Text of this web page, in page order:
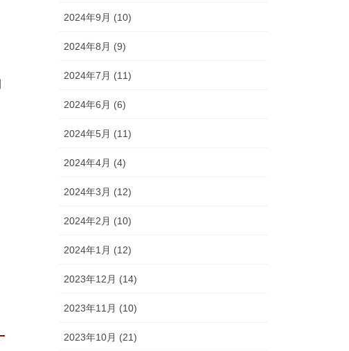
2024年9月 (10)
2024年8月 (9)
2024年7月 (11)
2024年6月 (6)
2024年5月 (11)
2024年4月 (4)
2024年3月 (12)
2024年2月 (10)
2024年1月 (12)
2023年12月 (14)
2023年11月 (10)
2023年10月 (21)